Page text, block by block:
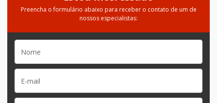
Preencha o formulário abaixo para receber o contato de um de
nossos especialistas: